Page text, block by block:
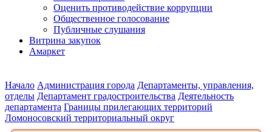
Оценить противодействие коррупции
Общественное голосование
Публичные слушания
Витрина закупок
Амаркет
Начало Администрация города Департаменты, управления,
отделы Департамент градостроительства Деятельность
департамента Границы прилегающих территорий
Ломоносовский территориальный округ